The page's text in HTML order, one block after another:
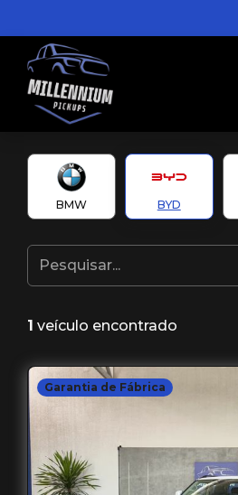
BMW BYD
1 veículo encontrado
Garantia de Fábrica